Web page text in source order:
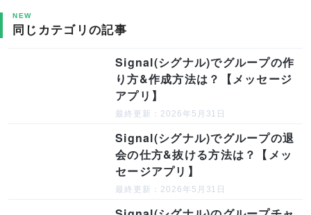
NEW
同じカテゴリの記事
Signal(シグナル)でグループの作
り方&作成方法は？【メッセージ
アプリ】
最終更新：2026年5月31日
Signal(シグナル)でグループの退
会の仕方&抜ける方法は？【メッ
セージアプリ】
最終更新：2026年5月31日